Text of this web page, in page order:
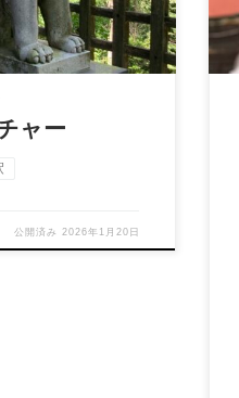
ャー
公開済み 2026年1月20日